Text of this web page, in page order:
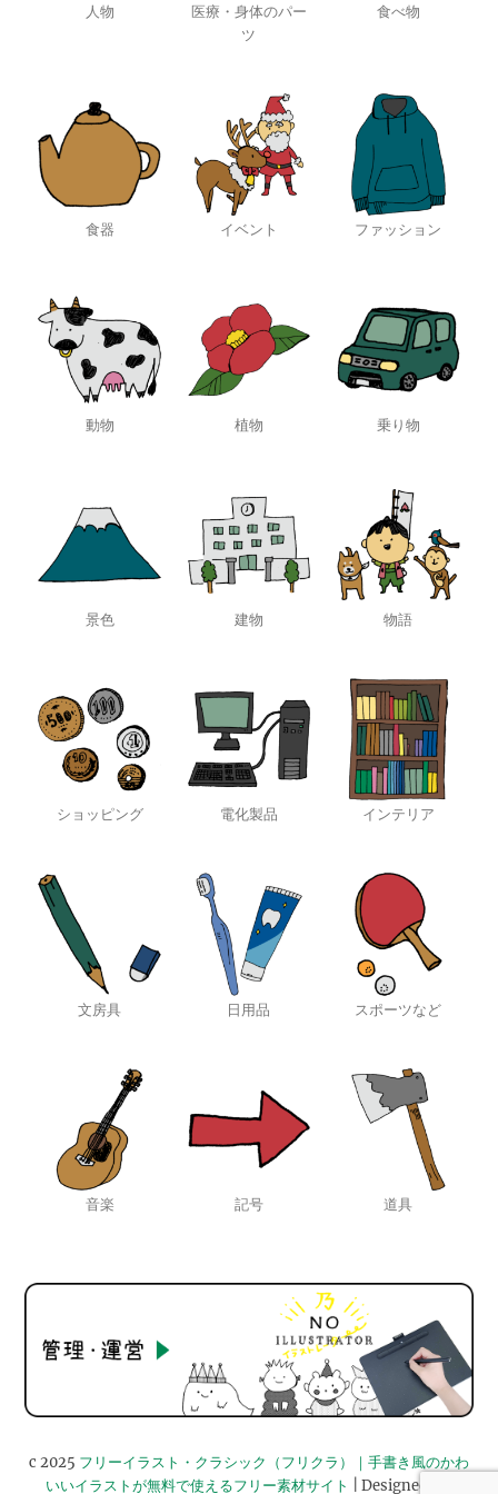
人物
医療・身体のパー
ツ
食べ物
食器 イベント ファッション
動物 植物 乗り物
景色 建物 物語
ショッピング 電化製品 インテリア
文房具 日用品 スポーツなど
音楽 記号 道具
c 2025 フリーイラスト・クラシック（フリクラ）｜手書き風のかわ
いいイラストが無料で使えるフリー素材サイト
| Designed by: